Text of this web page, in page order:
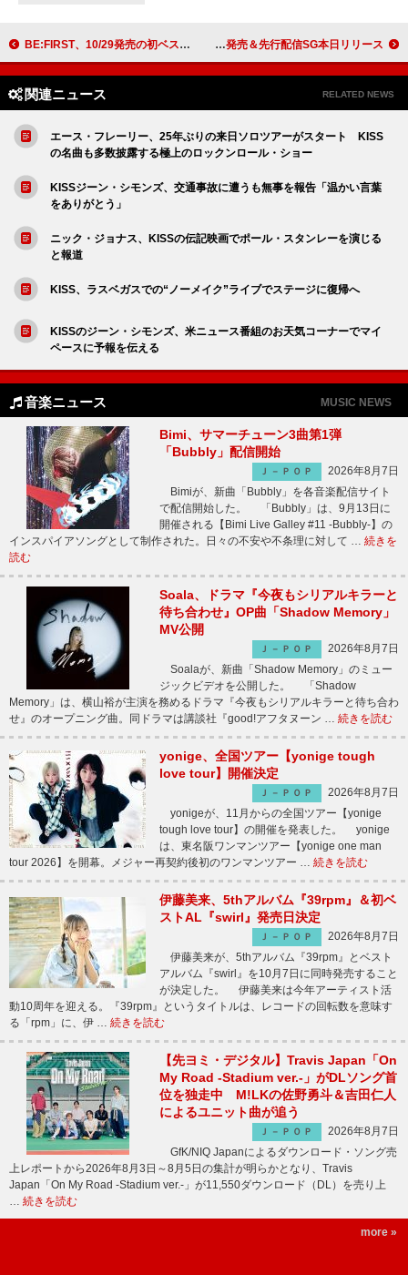
BE:FIRST、10/29発売の初ベストAL『BE:ST』収録曲ダイジェスト映像公開 チャーリー・プース、最新AL『ホワットエヴァーズ・クレヴァー！』来春発売＆先行配信SG本日リリース
関連ニュース RELATED NEWS
エース・フレーリー、25年ぶりの来日ソロツアーがスタート KISS
の名曲も多数披露する極上のロックンロール・ショー
KISSジーン・シモンズ、交通事故に遭うも無事を報告「温かい言葉
をありがとう」
ニック・ジョナス、KISSの伝記映画でポール・スタンレーを演じる
と報道
KISS、ラスベガスでの“ノーメイク”ライブでステージに復帰へ
KISSのジーン・シモンズ、米ニュース番組のお天気コーナーでマイ
ペースに予報を伝える
音楽ニュース MUSIC NEWS
Bimi、サマーチューン3曲第1弾
「Bubbly」配信開始
Ｊ－ＰＯＰ
2026年8月7日
Bimiが、新曲「Bubbly」を各音楽配信サイト
で配信開始した。 「Bubbly」は、9月13日に
開催される【Bimi Live Galley #11 -Bubbly-】の
インスパイアソングとして制作された。日々の不安や不条理に対して … 続きを
読む
Soala、ドラマ『今夜もシリアルキラーと
待ち合わせ』OP曲「Shadow Memory」
MV公開
Ｊ－ＰＯＰ
2026年8月7日
Soalaが、新曲「Shadow Memory」のミュー
ジックビデオを公開した。 「Shadow
Memory」は、横山裕が主演を務めるドラマ『今夜もシリアルキラーと待ち合わ
せ』のオープニング曲。同ドラマは講談社『good!アフタヌーン … 続きを読む
yonige、全国ツアー【yonige tough
love tour】開催決定
Ｊ－ＰＯＰ
2026年8月7日
yonigeが、11月からの全国ツアー【yonige
tough love tour】の開催を発表した。 yonige
は、東名阪ワンマンツアー【yonige one man
tour 2026】を開幕。メジャー再契約後初のワンマンツアー … 続きを読む
伊藤美来、5thアルバム『39rpm』＆初ベ
ストAL『swirl』発売日決定
Ｊ－ＰＯＰ
2026年8月7日
伊藤美来が、5thアルバム『39rpm』とベスト
アルバム『swirl』を10月7日に同時発売すること
が決定した。 伊藤美来は今年アーティスト活
動10周年を迎える。『39rpm』というタイトルは、レコードの回転数を意味す
る「rpm」に、伊 … 続きを読む
【先ヨミ・デジタル】Travis Japan「On
My Road -Stadium ver.-」がDLソング首
位を独走中 M!LKの佐野勇斗＆吉田仁人
によるユニット曲が追う
Ｊ－ＰＯＰ
2026年8月7日
GfK/NIQ Japanによるダウンロード・ソング売
上レポートから2026年8月3日～8月5日の集計が明らかとなり、Travis
Japan「On My Road -Stadium ver.-」が11,550ダウンロード（DL）を売り上
… 続きを読む
more »